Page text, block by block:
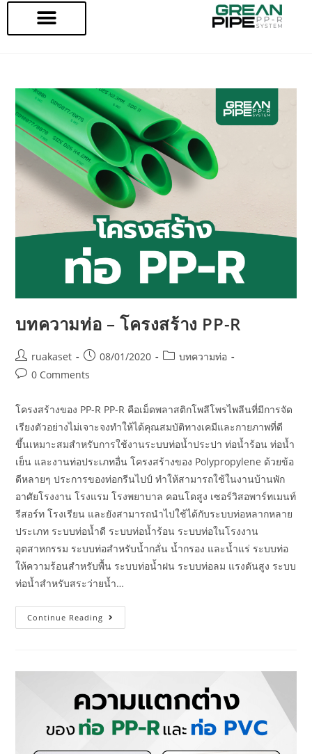
บทความท่อ – โครงสร้าง PP-R
ruakaset 08/01/2020
บทความท่อ
0 Comments
โครงสร้างของ PP-R PP-R คือเม็ดพลาสติกโพลีโพรไพลีนที่มีการจัด
เรียงตัวอย่างไม่เจาะจงทำให้ได้คุณสมบัติทางเคมีและกายภาพที่ดี
ขึ้นเหมาะสมสำหรับการใช้งานระบบท่อน้ำประปา ท่อน้ำร้อน ท่อน้ำ
เย็น และงานท่อประเภทอื่น โครงสร้างของ Polypropylene ด้วยข้อ
ดีหลายๆ ประการของท่อกรีนไปป์ ทำให้สามารถใช้ในงานบ้านพัก
อาศัยโรงงาน โรงแรม โรงพยาบาล คอนโดสูง เซอร์วิสอพาร์ทเมนท์
รีสอร์ท โรงเรียน และยังสามารถนำไปใช้ได้กับระบบท่อหลากหลาย
ประเภท ระบบท่อน้ำดี ระบบท่อน้ำร้อน ระบบท่อในโรงงาน
อุตสาหกรรม ระบบท่อสำหรับน้ำกลั่น น้ำกรอง และน้ำแร่ ระบบท่อ
ให้ความร้อนสำหรับพื้น ระบบท่อน้ำฝน ระบบท่อลม แรงดันสูง ระบบ
ท่อน้ำสำหรับสระว่ายน้ำ…
Continue Reading